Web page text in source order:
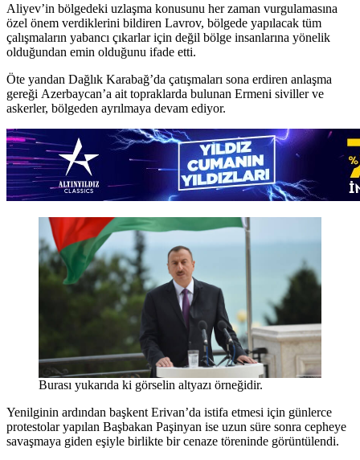
Aliyev’in bölgedeki uzlaşma konusunu her zaman vurgulamasına
özel önem verdiklerini bildiren Lavrov, bölgede yapılacak tüm
çalışmaların yabancı çıkarlar için değil bölge insanlarına yönelik
olduğundan emin olduğunu ifade etti.
Öte yandan Dağlık Karabağ’da çatışmaları sona erdiren anlaşma
gereği Azerbaycan’a ait topraklarda bulunan Ermeni siviller ve
askerler, bölgeden ayrılmaya devam ediyor.
Burası yukarıda ki görselin altyazı örneğidir.
Yenilginin ardından başkent Erivan’da istifa etmesi için günlerce
protestolar yapılan Başbakan Paşinyan ise uzun süre sonra cepheye
savaşmaya giden eşiyle birlikte bir cenaze töreninde görüntülendi.